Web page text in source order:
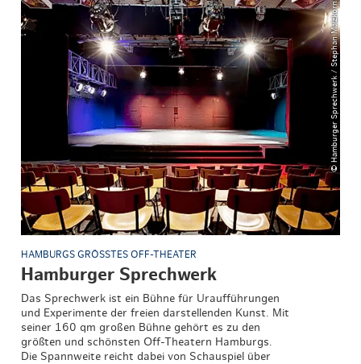
© Hamburger Sprechwerk / Stephan Malzkorn
HAMBURGS GRÖSSTES OFF-THEATER
Hamburger Sprechwerk
Das Sprechwerk ist ein Bühne für Uraufführungen
und Experimente der freien darstellenden Kunst. Mit
seiner 160 qm großen Bühne gehört es zu den
größten und schönsten Off-Theatern Hamburgs.
Die Spannweite reicht dabei von Schauspiel über